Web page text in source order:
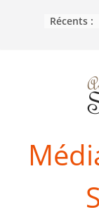
Récents :